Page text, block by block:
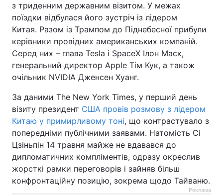
з триденним державним візитом. У межах
поїздки відбулася його зустріч із лідером
Китая. Разом із Трампом до Піднебесної прибули
керівники провідних американських компаній.
Серед них – глава Tesla і SpaceX Ілон Маск,
генеральний директор Apple Тім Кук, а також
очільник NVIDIA Дженсен Хуанг.
За даними The New York Times, у перший день
візиту президент США провів розмову з лідером
Китаю у примирливому тоні, що контрастувало з
попередніми публічними заявами. Натомість Сі
Цзіньпін 14 травня майже не вдавався до
дипломатичних компліментів, одразу окреслив
жорсткі рамки переговорів і зайняв більш
конфронтаційну позицію, зокрема щодо Тайваню.
Реклама